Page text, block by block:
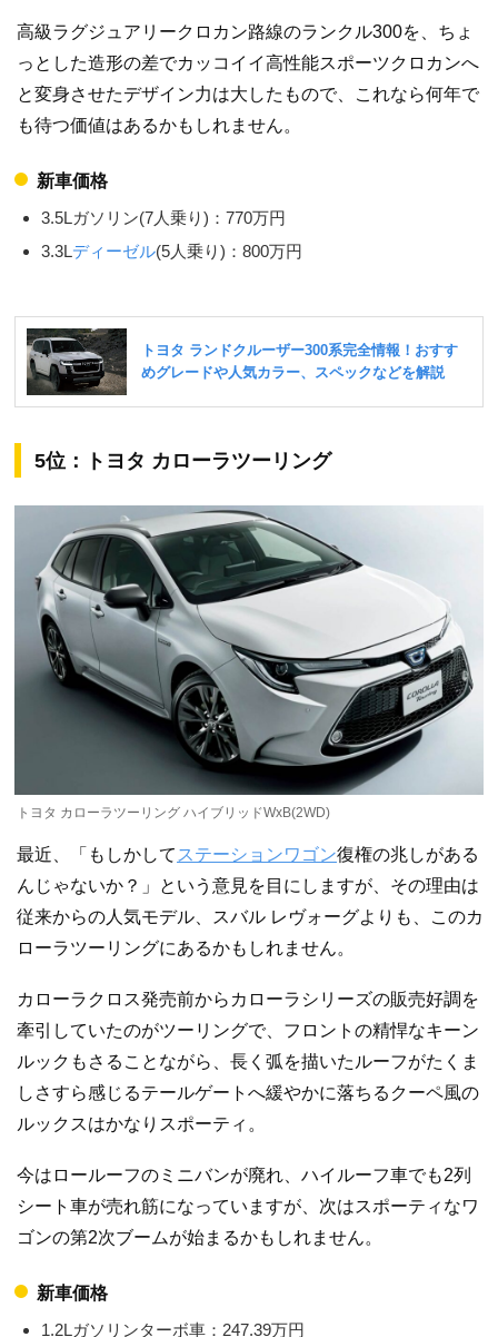
高級ラグジュアリークロカン路線のランクル300を、ちょ
っとした造形の差でカッコイイ高性能スポーツクロカンへ
と変身させたデザイン力は大したもので、これなら何年で
も待つ価値はあるかもしれません。
新車価格
3.5Lガソリン(7人乗り)：770万円
3.3Lディーゼル(5人乗り)：800万円
5位：トヨタ カローラツーリング
トヨタ カローラツーリング ハイブリッドWxB(2WD)
最近、「もしかしてステーションワゴン復権の兆しがある
んじゃないか？」という意見を目にしますが、その理由は
従来からの人気モデル、スバル レヴォーグよりも、このカ
ローラツーリングにあるかもしれません。
カローラクロス発売前からカローラシリーズの販売好調を
牽引していたのがツーリングで、フロントの精悍なキーン
ルックもさることながら、長く弧を描いたルーフがたくま
しさすら感じるテールゲートへ緩やかに落ちるクーペ風の
ルックスはかなりスポーティ。
今はロールーフのミニバンが廃れ、ハイルーフ車でも2列
シート車が売れ筋になっていますが、次はスポーティなワ
ゴンの第2次ブームが始まるかもしれません。
新車価格
1.2Lガソリンターボ車：247.39万円